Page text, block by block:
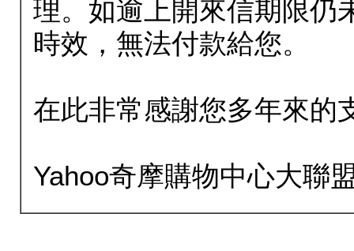
理。如逾上開來信期限仍
時效，無法付款給您。
在此非常感謝您多年來的
Yahoo奇摩購物中心大